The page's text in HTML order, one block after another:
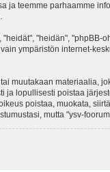
ja teemme parhaamme
"heidän",
ympäristön internet-
muutakaan materiaalia,
ja lopullisesti poistaa
poistaa, muokata,
mutta "ysv-